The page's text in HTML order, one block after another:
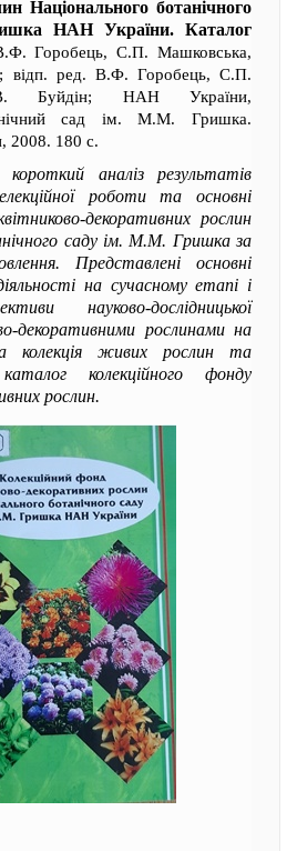
Національного ботанічного
НАН України. Каталог
Горобець, С.П. Машковська,
відп. ред. В.Ф. Горобець, С.П.
Буйдін; НАН України,
сад ім. М.М. Гришка.
2008. 180 с.
аналіз результатів
роботи та основні
декоративних рослин
саду ім. М.М. Гришка за
Представлені основні
на сучасному етапі і
науково-дослідницької
декоративними рослинами на
колекція живих рослин та
колекційного фонду
рослин.